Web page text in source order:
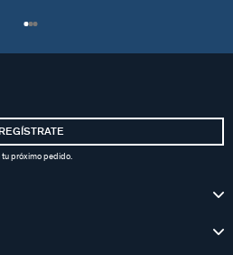
REGÍSTRATE
próximo pedido.